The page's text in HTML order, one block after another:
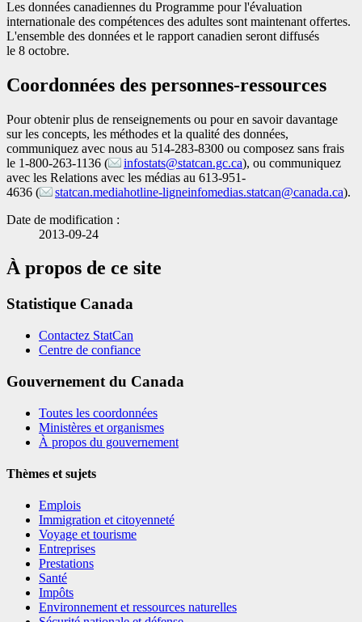
Les données canadiennes du Programme pour l'évaluation
internationale des compétences des adultes sont maintenant offertes.
L'ensemble des données et le rapport canadien seront diffusés
le 8 octobre.
Coordonnées des personnes-ressources
Pour obtenir plus de renseignements ou pour en savoir davantage
sur les concepts, les méthodes et la qualité des données,
communiquez avec nous au 514-283-8300 ou composez sans frais
le 1-800-263-1136 (
infostats@statcan.gc.ca), ou communiquez
avec les Relations avec les médias au 613-951-
4636 (
statcan.mediahotline-ligneinfomedias.statcan@canada.ca).
Date de modification :
2013-09-24
À propos de ce site
Statistique Canada
Contactez StatCan
Centre de confiance
Gouvernement du Canada
Toutes les coordonnées
Ministères et organismes
À propos du gouvernement
Thèmes et sujets
Emplois
Immigration et citoyenneté
Voyage et tourisme
Entreprises
Prestations
Santé
Impôts
Environnement et ressources naturelles